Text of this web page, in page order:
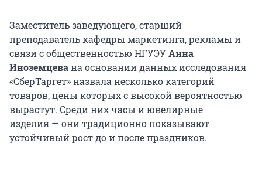
Заместитель заведующего, старший
преподаватель кафедры маркетинга, рекламы и
связи с общественностью НГУЭУАнна
Иноземцевана основании данных исследования
«СберТаргет» назвала несколько категорий
товаров, цены которых с высокой вероятностью
вырастут. Среди них часы и ювелирные
изделия — они традиционно показывают
устойчивый рост до и после праздников.